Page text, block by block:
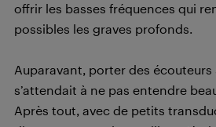
offrir les basses fréquences qui
possibles les graves profonds.
Auparavant, porter des écouteurs
s’attendait à ne pas entendre
Après tout, avec de petits